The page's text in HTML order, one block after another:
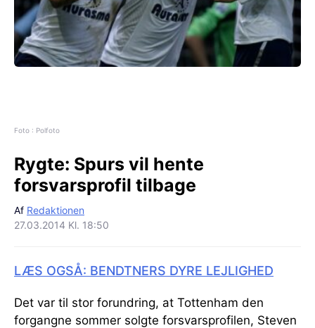
Foto : Polfoto
Rygte: Spurs vil hente
forsvarsprofil tilbage
Af Redaktionen
27.03.2014 Kl. 18:50
LÆS OGSÅ: BENDTNERS DYRE LEJLIGHED
Det var til stor forundring, at Tottenham den
forgangne sommer solgte forsvarsprofilen, Steven